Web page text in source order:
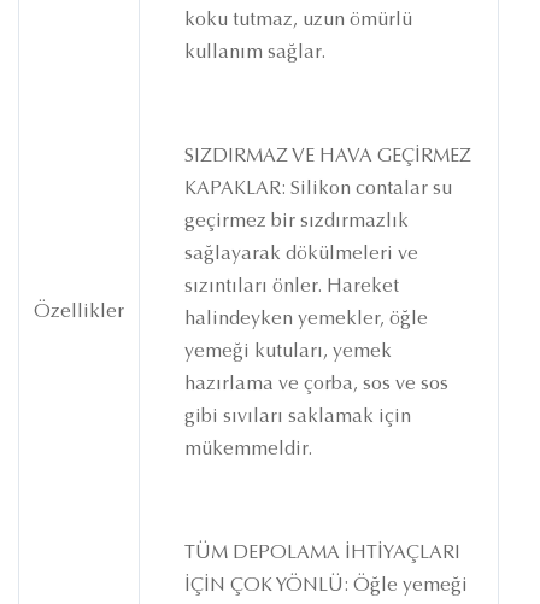
Özellikler
koku tutmaz, uzun ömürlü
kullanım sağlar.
SIZDIRMAZ VE HAVA GEÇİRMEZ
KAPAKLAR: Silikon contalar su
geçirmez bir sızdırmazlık
sağlayarak dökülmeleri ve
sızıntıları önler. Hareket
halindeyken yemekler, öğle
yemeği kutuları, yemek
hazırlama ve çorba, sos ve sos
gibi sıvıları saklamak için
mükemmeldir.
TÜM DEPOLAMA İHTİYAÇLARI
İÇİN ÇOK YÖNLÜ: Öğle yemeği